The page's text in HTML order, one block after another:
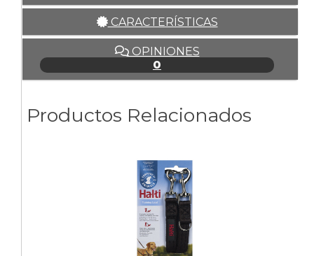
CARACTERÍSTICAS
OPINIONES
0
Productos Relacionados